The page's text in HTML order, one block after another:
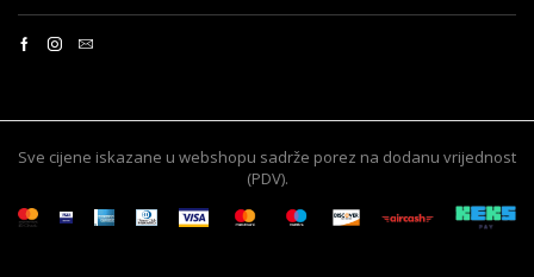
Sve cijene iskazane u webshopu sadrže porez na dodanu vrijednost
(PDV).